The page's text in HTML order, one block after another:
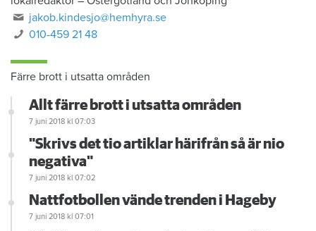
jakob.kindesjo@hemhyra.se
010-459 21 48
Färre brott i utsatta områden
Allt färre brott i utsatta områden
7 juni 2018 kl 07:03
"Skrivs det tio artiklar härifrån så är nio
negativa"
7 juni 2018 kl 07:02
Nattfotbollen vände trenden i Hageby
7 juni 2018 kl 07:01